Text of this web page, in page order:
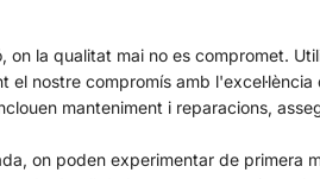
la qualitat mai no es compromet.
nostre compromís amb l'excel·lència
manteniment i reparacions,
on poden experimentar de primera